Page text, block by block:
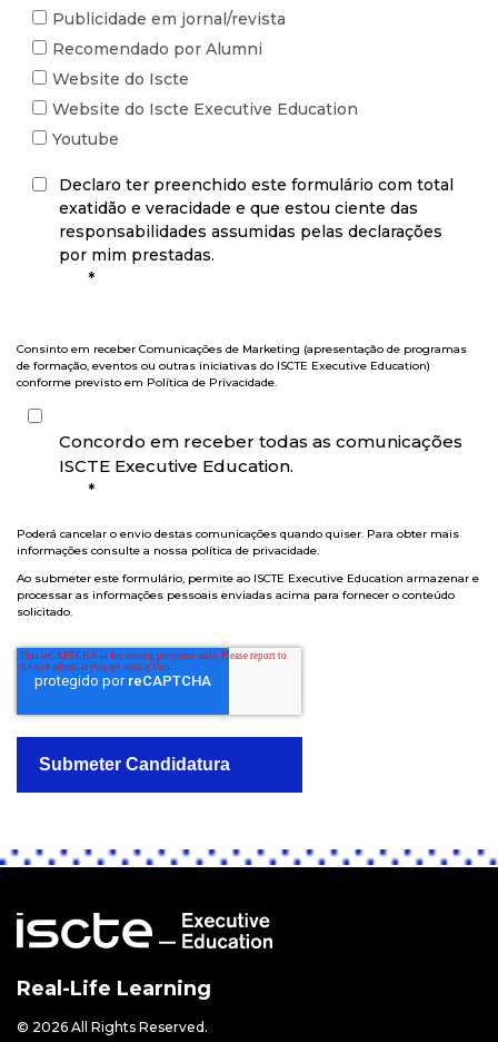
Publicidade em jornal/revista
Recomendado por Alumni
Website do Iscte
Website do Iscte Executive Education
Youtube
Declaro ter preenchido este formulário com total
exatidão e veracidade e que estou ciente das
responsabilidades assumidas pelas declarações
por mim prestadas.
*
Consinto em receber Comunicações de Marketing (apresentação de programas
de formação, eventos ou outras iniciativas do ISCTE Executive Education)
conforme previsto em Política de Privacidade.
Concordo em receber todas as comunicações
ISCTE Executive Education.
*
Poderá cancelar o envio destas comunicações quando quiser. Para obter mais
informações consulte a nossa política de privacidade.
Ao submeter este formulário, permite ao ISCTE Executive Education armazenar e
processar as informações pessoais enviadas acima para fornecer o conteúdo
solicitado.
Real-Life Learning
© 2026 All Rights Reserved.